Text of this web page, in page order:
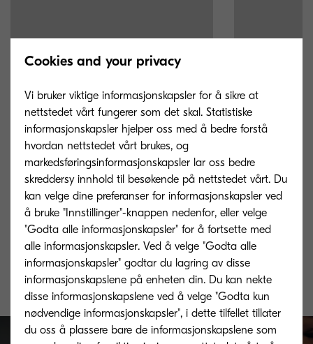
TK-8505C
Cyan toner yield 20,000 pages in
accordance with 5 % coverage.
TK-8505M
Magenta toner
accordance
Cookies and your privacy
Vi bruker viktige informasjonskapsler for å sikre at
nettstedet vårt fungerer som det skal. Statistiske
informasjonskapsler hjelper oss med å bedre forstå
hvordan nettstedet vårt brukes, og
markedsføringsinformasjonskapsler lar oss bedre
skreddersy innhold til besøkende på nettstedet vårt. Du
kan velge dine preferanser for informasjonskapsler ved
å bruke "Innstillinger"-knappen nedenfor, eller velge
"Godta alle informasjonskapsler" for å fortsette med
alle informasjonskapsler. Ved å velge "Godta alle
informasjonskapsler" godtar du lagring av disse
informasjonskapslene på enheten din. Du kan nekte
disse informasjonskapslene ved å velge "Godta kun
nødvendige informasjonskapsler", i dette tilfellet tillater
du oss å plassere bare de informasjonskapslene som